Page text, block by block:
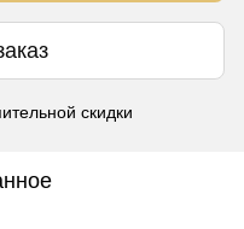
скидки